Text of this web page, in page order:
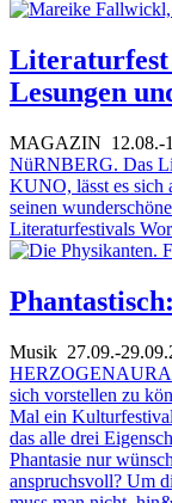
Lesungen
MAGAZIN 12.08.-
NüRNBERG. Das
KUNO, lässt es sich
seinen
Literaturfestivals
Musik 27.09.-
sich vorstellen zu
Mal ein
das alle drei
Phantasie nur
anspruchsvoll? Um